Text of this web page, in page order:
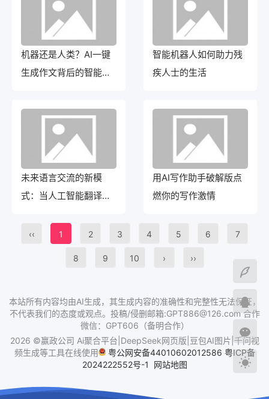
机器还是人类？AI一键
生成作文背后的智能辨
智能机器人如何助力残
疾人士的生活
未来语言交流的新模
式：当人工智能翻译成
用AI写作助手破解版点
燃你的写作激情
‹‹ 1 2 3 4 5 6 7
8 9 10 › ››
本站所有内容均由AI生成，其生成内容的准确性和完整性无法保证，
不代表我们的态度或观点。投稿/侵删邮箱:GPT886@126.com 合作
微信：GPT606（备明合作）
2026 ©赢政公司 Ai聚合平台|DeepSeek网页版|豆包AI图片|千问视
频生成等工具在线使用
粤公网安备44010602012586 粤ICP备
2024222552号-1
网站地图